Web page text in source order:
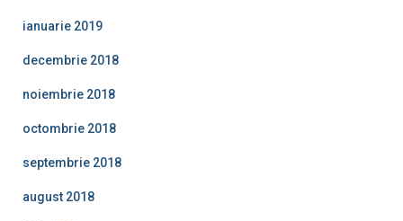
ianuarie 2019
decembrie 2018
noiembrie 2018
octombrie 2018
septembrie 2018
august 2018